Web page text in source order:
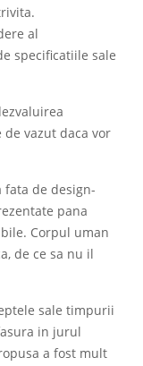
al
specificatiile sale
vazut daca vor
fata de design-
pana
Corpul uman
de ce sa nu il
sale timpurii
in jurul
a fost mult